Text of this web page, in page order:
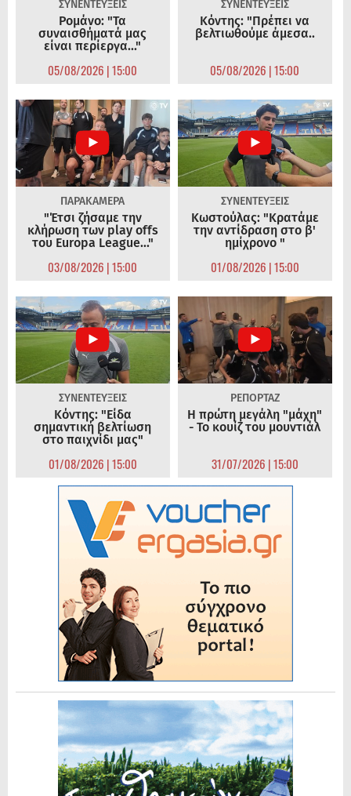
ΣΥΝΕΝΤΕΥΞΕΙΣ
Ρομάνο: "Τα
συναισθήματά μας
είναι περίεργα..."
05/08/2026 | 15:00
ΣΥΝΕΝΤΕΥΞΕΙΣ
Κόντης: "Πρέπει να
βελτιωθούμε άμεσα..
05/08/2026 | 15:00
ΠΑΡΑΚΑΜΕΡΑ
"Έτσι ζήσαμε την
κλήρωση των play offs
του Europa League..."
03/08/2026 | 15:00
ΣΥΝΕΝΤΕΥΞΕΙΣ
Κωστούλας: "Κρατάμε
την αντίδραση στο β'
ημίχρονο "
01/08/2026 | 15:00
ΣΥΝΕΝΤΕΥΞΕΙΣ
Κόντης: "Είδα
σημαντική βελτίωση
στο παιχνίδι μας"
01/08/2026 | 15:00
ΡΕΠΟΡΤΑΖ
Η πρώτη μεγάλη "μάχη"
- Το κουίζ του μουντιάλ
31/07/2026 | 15:00